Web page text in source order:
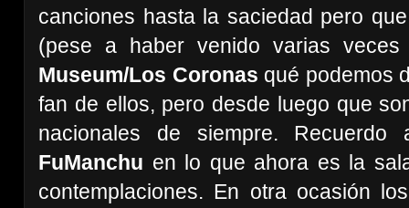
canciones hasta la saciedad pero
(pese a haber venido varias
Museum/Los Coronas qué podemos
fan de ellos, pero desde luego que
nacionales de siempre.
FuManchu en lo que ahora es la
contemplaciones. En otra ocasión